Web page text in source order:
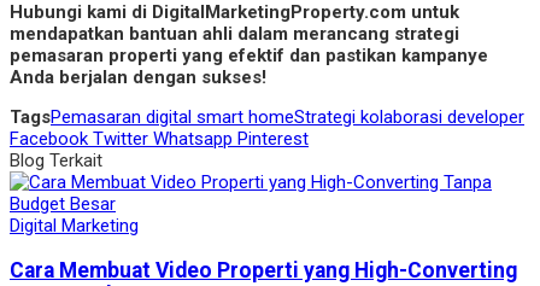
Hubungi kami di DigitalMarketingProperty.com untuk
mendapatkan bantuan ahli dalam merancang strategi
pemasaran properti yang efektif dan pastikan kampanye
Anda berjalan dengan sukses!
TagsPemasaran digital smart homeStrategi kolaborasi developer
Facebook Twitter Whatsapp Pinterest
Blog Terkait
Digital Marketing
Cara Membuat Video Properti yang High-Converting